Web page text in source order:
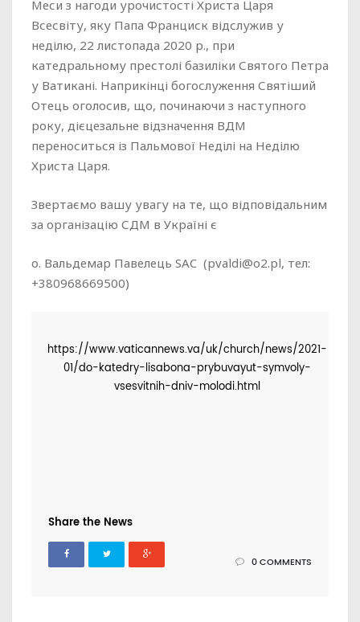
Меси з нагоди урочистості Христа Царя
Всесвіту, яку Папа Франциск відслужив у
неділю, 22 листопада 2020 р., при
катедральному престолі базиліки Святого Петра
у Ватикані. Наприкінці богослуження Святіший
Отець оголосив, що, починаючи з наступного
року, дієцезальне відзначення ВДМ
переноситься із Пальмової Неділі на Неділю
Христа Царя.
Звертаємо вашу увагу на те, що відповідальним
за організацію СДМ в Україні є
о. Вальдемар Павелець SAC (pvaldi@o2.pl, тел:
+380968669500)
https://www.vaticannews.va/uk/church/news/2021-
01/do-katedry-lisabona-prybuvayut-symvoly-
vsesvitnih-dniv-molodi.html
Share the News
0 COMMENTS